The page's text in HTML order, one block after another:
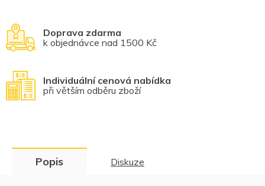
Doprava zdarma
k objednávce nad 1500 Kč
Individuální cenová nabídka
při větším odběru zboží
Popis Diskuze